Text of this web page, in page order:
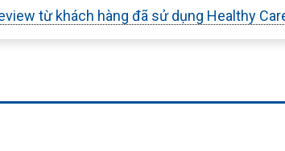
từ khách hàng đã sử dụng Healthy